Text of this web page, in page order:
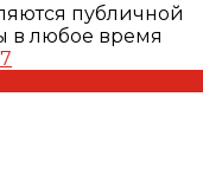
публичной
в любое время